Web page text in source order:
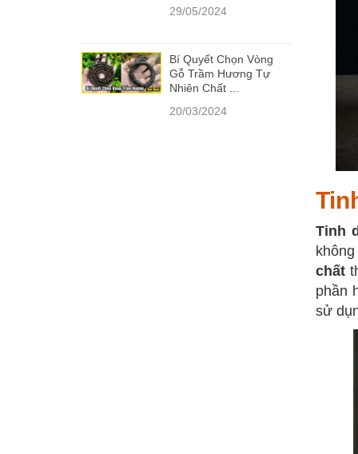
Tinh
chất
phần
sử
29/05/2024
Bí Quyết Chọn Vòng
Gỗ Trầm Hương Tự
Nhiên Chất ...
20/03/2024